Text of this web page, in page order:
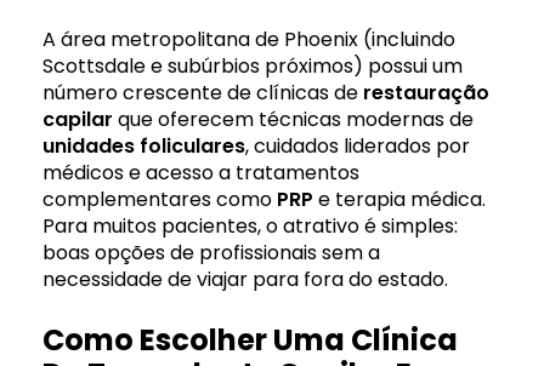
A área metropolitana de Phoenix (incluindo
Scottsdale e subúrbios próximos) possui um
número crescente de clínicas de restauração
capilar que oferecem técnicas modernas de
unidades foliculares, cuidados liderados por
médicos e acesso a tratamentos
complementares como PRP e terapia médica.
Para muitos pacientes, o atrativo é simples:
boas opções de profissionais sem a
necessidade de viajar para fora do estado.
Como Escolher Uma Clínica